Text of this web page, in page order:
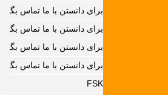
برای دانستن با ما تماس
برای دانستن با ما تماس
برای دانستن با ما تماس
برای دانستن با ما تماس
FSK